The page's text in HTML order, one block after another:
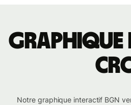
Graphique
Notre graphique interactif BGN